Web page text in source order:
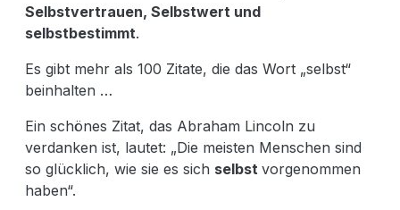
Selbstvertrauen, Selbstwert und
selbstbestimmt.
Es gibt mehr als 100 Zitate, die das Wort „selbst“
beinhalten …
Ein schönes Zitat, das Abraham Lincoln zu
verdanken ist, lautet: „Die meisten Menschen sind
so glücklich, wie sie es sich selbst vorgenommen
haben“.